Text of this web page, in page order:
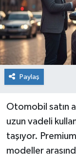
Paylaş
Otomobil satın
uzun vadeli
taşıyor.
modeller